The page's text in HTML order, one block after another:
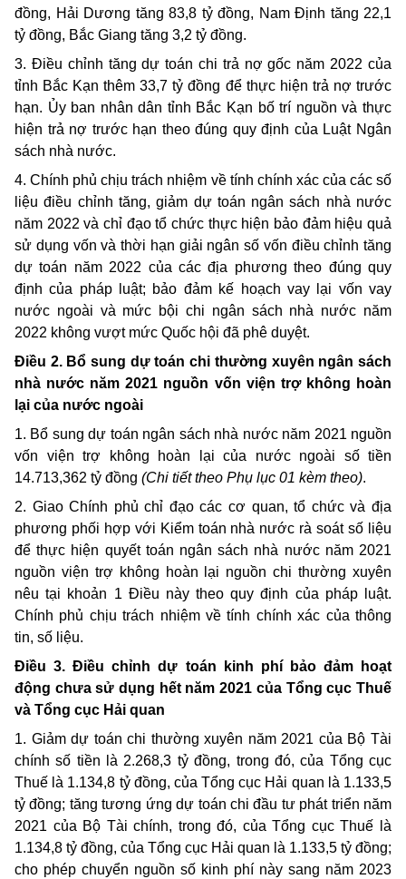
đồng, Hải Dương tăng 83,8 tỷ đồng, Nam Định tăng 22,1
tỷ đồng, Bắc Giang tăng 3,2 tỷ đồng.
3. Điều chỉnh tăng dự toán chi trả nợ gốc năm 2022của
tỉnh Bắc Kạn thêm 33,7 tỷ đồng để thực hiện trả nợ trước
hạn. Ủy ban nhân dân tỉnh Bắc Kạn bố trí nguồn và thực
hiện trả nợ trước hạn theo đúng quy định của Luật Ngân
sách nhà nước.
4. Chính phủ chịu trách nhiệm về tính chính xác của các số
liệu điều chỉnh tăng, giảm dự toán ngân sách nhà nước
năm 2022 và chỉ đạo tổ chức thực hiện bảo đảm hiệu quả
sử dụng vốn và thời hạn giải ngân số vốn điều chỉnh tăng
dự toán năm 2022 của các địa phương theo đúng quy
định của pháp luật; bảo đảm kế hoạch vay lại vốn vay
nước ngoài và mức bội chi ngân sách nhà nước năm
2022 không vượt mức Quốc hội đã phê duyệt.
Điều 2. Bổ sung dự toán chi thường xuyên ngân sách
nhà nước năm 2021 nguồn vốn viện trợ không hoàn
lại của nước ngoài
1. Bổ sung dự toán ngân sách nhà nước năm 2021 nguồn
vốn viện trợ không hoàn lại của nước ngoài số tiền
14.713,362 tỷ đồng (Chi tiết theo Phụ lục 01 kèm theo).
2. Giao Chính phủ chỉ đạo cáccơ quan, tổ chứcvà địa
phương phối hợp với Kiểm toán nhà nước rà soát số liệu
để thực hiện quyết toán ngân sách nhà nước năm 2021
nguồn viện trợ không hoàn lại nguồn chi thường xuyên
nêu tại khoản 1 Điều này theo quy định của pháp luật.
Chính phủ chịu trách nhiệm về tính chính xác của thông
tin, số liệu.
Điều 3. Điều chỉnh dự toán kinh phí bảo đảm hoạt
động chưa sử dụng hết năm 2021 của Tổng cục Thuế
và Tổng cục Hải quan
1. Giảm dự toán chi thường xuyên năm 2021 của Bộ Tài
chính số tiền
là 2.268,3 tỷ đồng, trong đó, của Tổng cục
Thuế là 1.134,8 tỷ đồng, của Tổng cục Hải quan là 1.133,5
tỷ đồng; tăng tương ứng dự toán chi đầu tư phát triển năm
2021 của Bộ Tài chính, trong đó, của Tổng cục Thuế là
1.134,8 tỷ đồng, của Tổng cục Hải quan là 1.133,5 tỷ đồng;
cho phép chuyển nguồn số kinh phí này sang năm 2023